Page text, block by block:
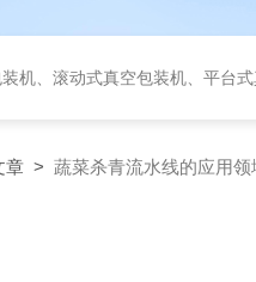
式真空包装机、平台式真空包装机、大米定量
章 > 蔬菜杀青流水线的应用